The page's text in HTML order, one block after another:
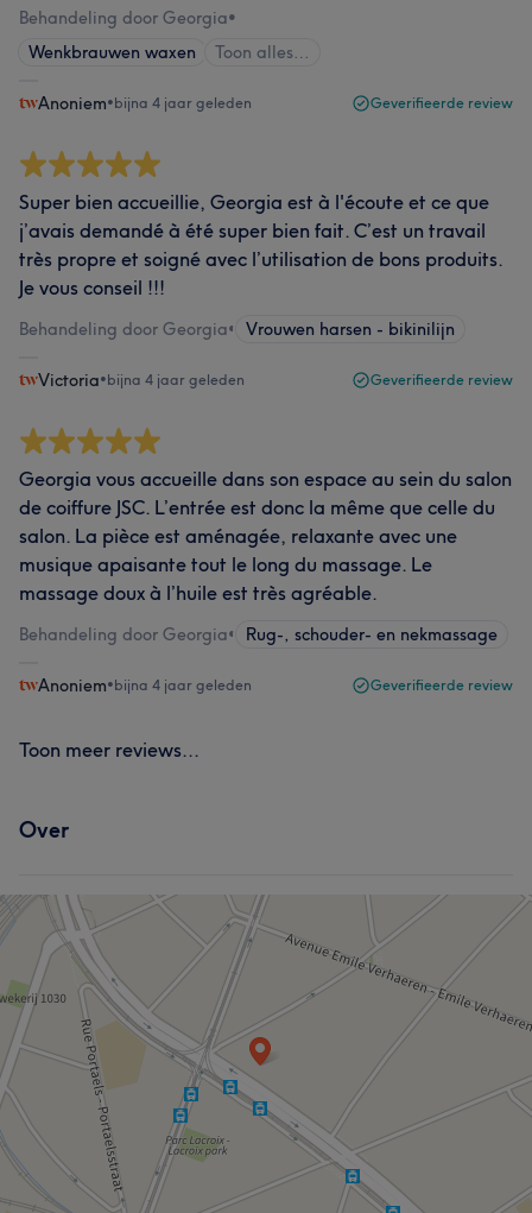
Behandeling door Georgia•
Wenkbrauwen waxen
Toon alles…
Anoniem•bijna 4 jaar geleden Geverifieerde review
Super bien accueillie, Georgia est à l'écoute et ce que
j’avais demandé à été super bien fait. C’est un travail
très propre et soigné avec l’utilisation de bons produits.
Je vous conseil !!!
Behandeling door Georgia• Vrouwen harsen - bikinilijn
Victoria•bijna 4 jaar geleden Geverifieerde review
Georgia vous accueille dans son espace au sein du salon
de coiffure JSC. L’entrée est donc la même que celle du
salon. La pièce est aménagée, relaxante avec une
musique apaisante tout le long du massage. Le
massage doux à l’huile est très agréable.
Behandeling door Georgia• Rug-, schouder- en nekmassage
Anoniem•bijna 4 jaar geleden Geverifieerde review
Toon meer reviews...
Over